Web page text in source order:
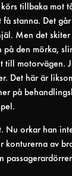
tillbaka mot
stanna. Det
Men det skiter
den mörka,
till motorvägen.
Det här är
på
Nu orkar han
konturerna av